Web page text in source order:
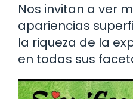
Nos invitan a ver
apariencias
la riqueza de la
en todas sus